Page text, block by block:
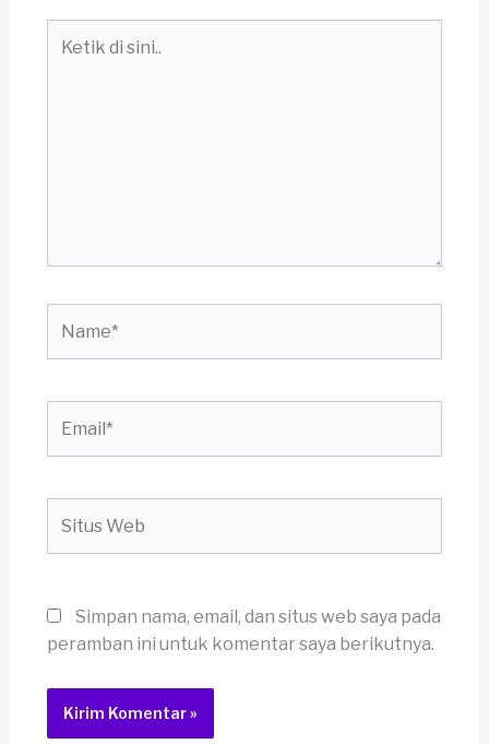
Web
Simpan nama, email, dan situs web saya pada
peramban ini untuk komentar saya berikutnya.